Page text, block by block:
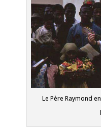
Le Père Raymond